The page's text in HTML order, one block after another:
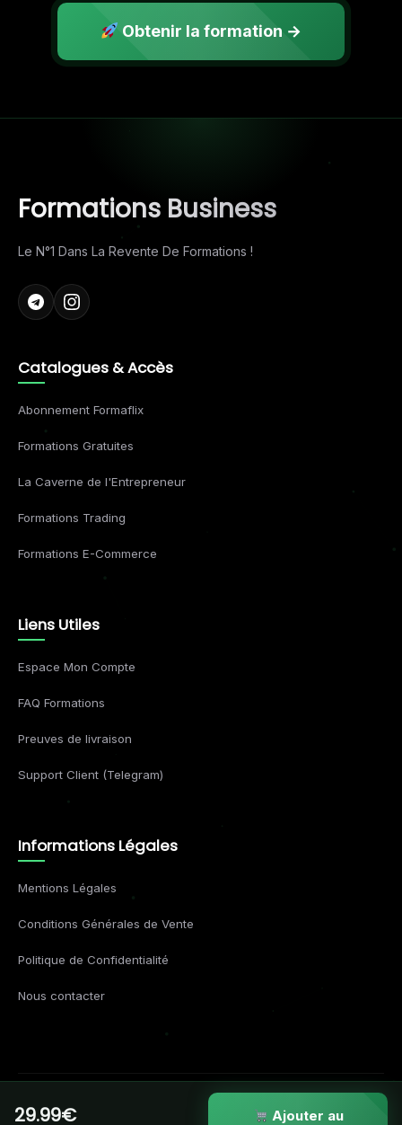
Obtenir la formation →
29.99€ Ajouter au
Formations Business
Le N°1 Dans La Revente De Formations !
Catalogues & Accès
Abonnement Formaflix
Formations Gratuites
La Caverne de l'Entrepreneur
Formations Trading
Formations E-Commerce
Liens Utiles
Espace Mon Compte
FAQ Formations
Preuves de livraison
Support Client (Telegram)
Informations Légales
Mentions Légales
Conditions Générales de Vente
Politique de Confidentialité
Nous contacter
© 2026 Formations Business. Tous droits réservés.